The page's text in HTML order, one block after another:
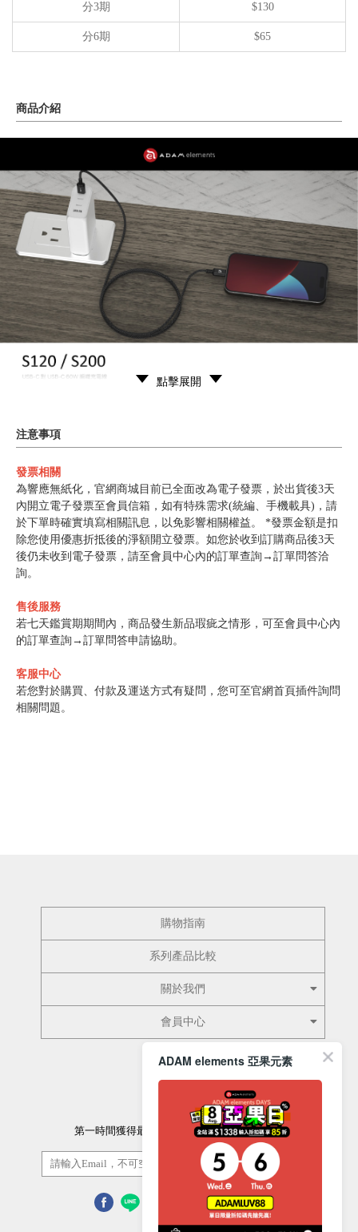
分3期 $130
分6期 $65
商品介紹
點擊展開
注意事項
發票相關
為響應無紙化，官網商城目前已全面改為電子發票，於出貨後3天
內開立電子發票至會員信箱，如有特殊需求(統編、手機載具)，請
於下單時確實填寫相關訊息，以免影響相關權益。 *發票金額是扣
除您使用優惠折抵後的淨額開立發票。如您於收到訂購商品後3天
後仍未收到電子發票，請至會員中心內的訂單查詢→訂單問答洽
詢。
售後服務
若七天鑑賞期期間內，商品發生新品瑕疵之情形，可至會員中心內
的訂單查詢→訂單問答申請協助。
客服中心
若您對於購買、付款及運送方式有疑問，您可至官網首頁插件詢問
相關問題。
購物指南
系列產品比較
關於我們
會員中心
第一時間獲得最新的優惠資訊以及最新產品資訊
訂閱/取消
ADAM elements 亞果元素